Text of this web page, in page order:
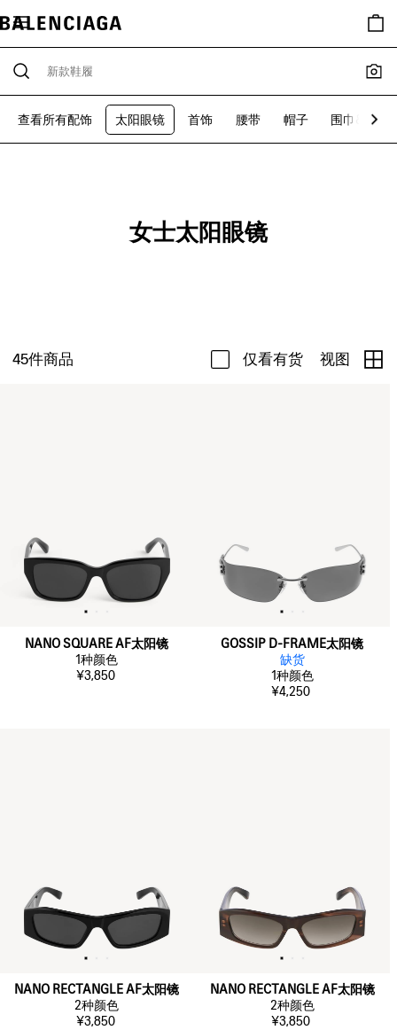
查看所有配饰 太阳眼镜 首饰 腰带 帽子 围巾&手套
女士太阳眼镜
45件商品 仅看有货 视图
NANO SQUARE AF太阳镜
1种颜色
¥3,850
GOSSIP D-FRAME太阳镜
缺货
1种颜色
¥4,250
NANO RECTANGLE AF太阳镜
2种颜色
¥3,850
NANO RECTANGLE AF太阳镜
2种颜色
¥3,850